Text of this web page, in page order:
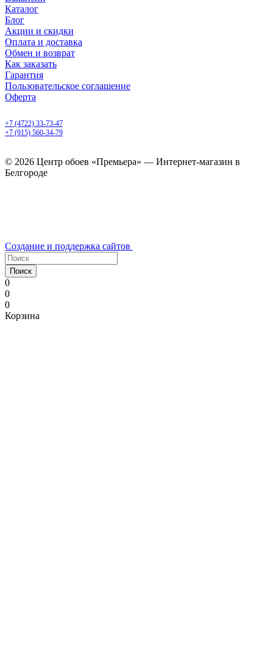
Каталог
Блог
Акции и скидки
Оплата и доставка
Обмен и возврат
Как заказать
Гарантия
Пользовательское соглашение
Оферта
+7 (4722) 33-73-47
+7 (915) 560-34-79
© 2026 Центр обоев «Премьера» — Интернет-магазин в
Белгороде
Создание и поддержка сайтов
Поиск
0
0
0
Корзина